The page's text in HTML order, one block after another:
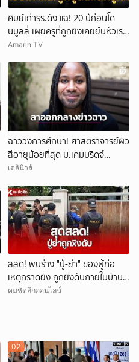
ศิษย์เก่ารร.ดัง แฉ! 20 ปีก่อนโด
นบูลลี่ เผยครูที่ถูกยิงเคยยืนหัวเราะ
ใส่
Amarin TV
ฉาววงการศึกษา! ศาสตราจารย์ผิว
สีอายุน้อยที่สุด ม.เคมบริดจ์
ประกาศลาออกหลังเผชิญข้อกล่าว
เดลินิวส์
สลด! พบร่าง "ปู่-ย่า" ของผู้ก่อ
เหตุกราดยิง ถูกยิงดับภายในบ้าน
พัก
คมชัดลึกออนไลน์
02